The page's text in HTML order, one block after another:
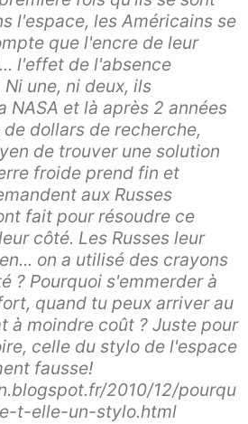
l'espace, les Américains se
que l'encre de leur
l'effet de l'absence
une, ni deux, ils
NASA et là après 2 années
dollars de recherche,
de trouver une solution
froide prend fin et
aux Russes
fait pour résoudre ce
côté. Les Russes leur
on a utilisé des crayons
? Pourquoi s'emmerder à
quand tu peux arriver au
à moindre coût ? Juste pour
celle du stylo de l'espace
fausse!
2010/12/pourqu
t-elle-un-stylo.html